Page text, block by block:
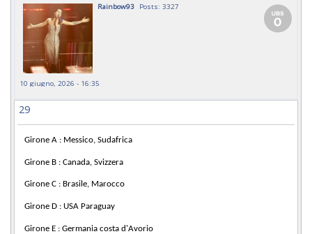
Rainbow93 Posts: 3327
10 giugno, 2026 - 16:35
29
Girone A : Messico, Sudafrica
Girone B : Canada, Svizzera
Girone C : Brasile, Marocco
Girone D : USA Paraguay
Girone E : Germania costa d'Avorio